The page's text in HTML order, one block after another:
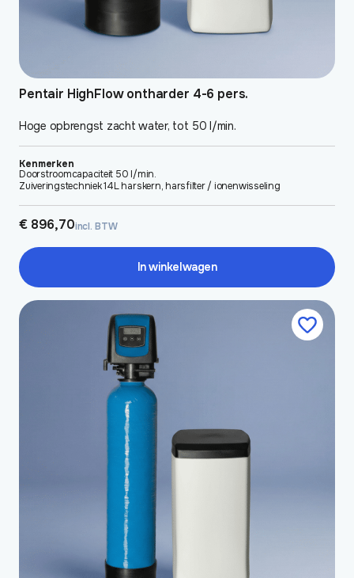
Pentair HighFlow ontharder 4-6 pers.
Hoge opbrengst zacht water, tot 50 l/min.
Kenmerken
Doorstroomcapaciteit 50 l/min.
Zuiveringstechniek 14L harskern, harsfilter / ionenwisseling
€896,70incl. BTW
In winkelwagen